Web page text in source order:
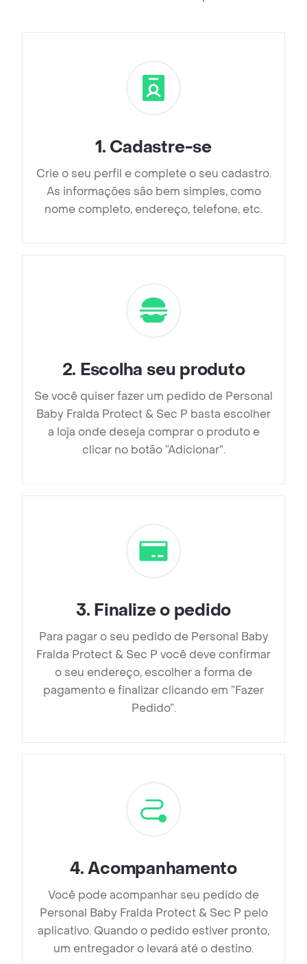
1. Cadastre-se
Crie o seu perfil e complete o seu cadastro.
As informações são bem simples, como
nome completo, endereço, telefone, etc.
2. Escolha seu produto
Se você quiser fazer um pedido de Personal
Baby Fralda Protect & Sec P basta escolher
a loja onde deseja comprar o produto e
clicar no botão “Adicionar”.
3. Finalize o pedido
Para pagar o seu pedido de Personal Baby
Fralda Protect & Sec P você deve confirmar
o seu endereço, escolher a forma de
pagamento e finalizar clicando em ”Fazer
Pedido”.
4.Acompanhamento
Você pode acompanhar seu pedido de
Personal Baby Fralda Protect & Sec P pelo
aplicativo. Quando o pedido estiver pronto,
um entregador o levará até o destino.